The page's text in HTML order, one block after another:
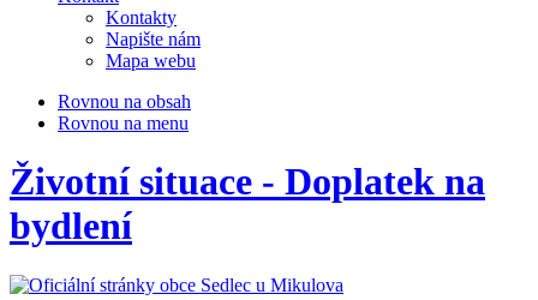
Kontakty
Napište nám
Mapa webu
Rovnou na obsah
Rovnou na menu
Životní situace - Doplatek na
bydlení